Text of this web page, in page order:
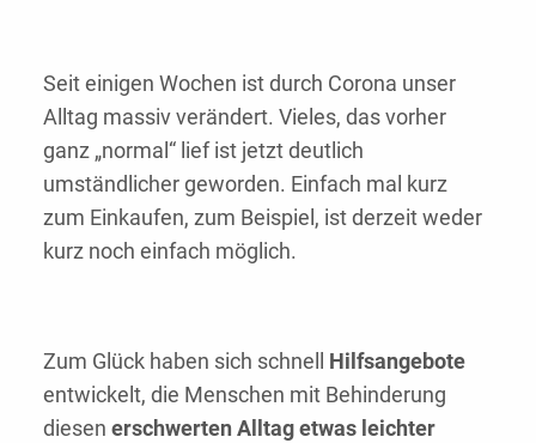
Seit einigen Wochen ist durch Corona unser
Alltag massiv verändert. Vieles, das vorher
ganz „normal“ lief ist jetzt deutlich
umständlicher geworden. Einfach mal kurz
zum Einkaufen, zum Beispiel, ist derzeit weder
kurz noch einfach möglich.
Zum Glück haben sich schnell Hilfsangebote
entwickelt, die Menschen mit Behinderung
diesen erschwerten Alltag etwas leichter